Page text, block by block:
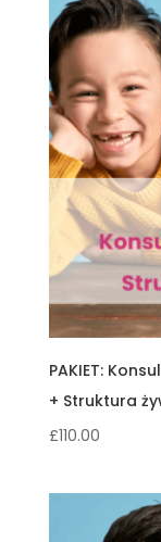
PAKIET:
+ Struktura
£110.00